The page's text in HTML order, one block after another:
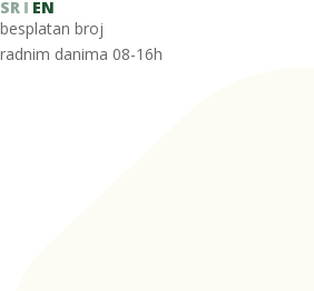
SR
EN
besplatan broj
radnim danima 08-16h